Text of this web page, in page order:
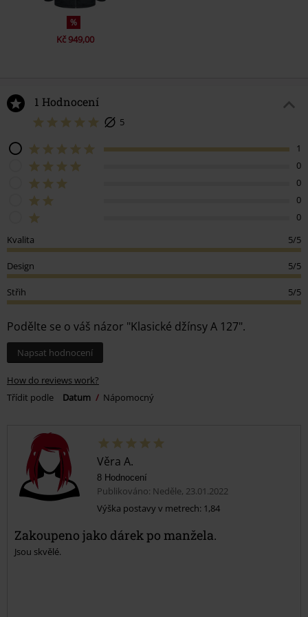
%
Kč 949,00
1 Hodnocení
5
1
0
0
0
0
Kvalita
5/5
Design 5/5
Střih 5/5
Podělte se o váš názor "Klasické džínsy A 127".
Napsat hodnocení
How do reviews work?
Třídit podle
Datum Nápomocný
Věra A.
8 Hodnocení
Publikováno: Neděle, 23.01.2022
Výška postavy v metrech: 1,84
Zakoupeno jako dárek po manžela.
Jsou skvělé.